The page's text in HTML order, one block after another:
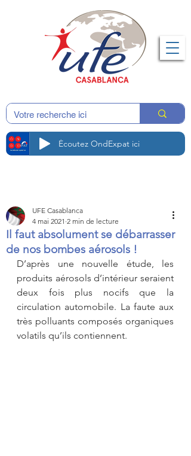
Écoutez OndExpat ici
Il faut absolument se débarrasser
de nos bombes aérosols !
UFE Casablanca
4 mai 2021 2 min de lecture
D’après une nouvelle étude, les
produits aérosols d’intérieur seraient
deux fois plus nocifs que la
circulation automobile. La faute aux
très polluants composés organiques
volatils qu’ils contiennent.